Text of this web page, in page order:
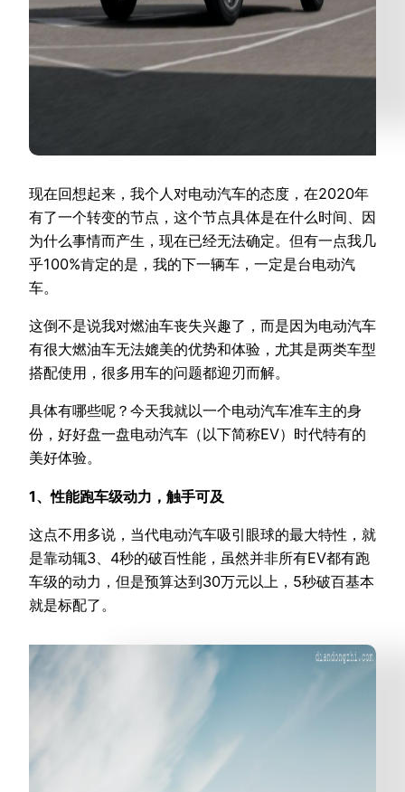
现在回想起来，我个人对电动汽车的态度，在2020年
有了一个转变的节点，这个节点具体是在什么时间、因
为什么事情而产生，现在已经无法确定。但有一点我几
乎100%肯定的是，我的下一辆车，一定是台电动汽
车。
这倒不是说我对燃油车丧失兴趣了，而是因为电动汽车
有很大燃油车无法媲美的优势和体验，尤其是两类车型
搭配使用，很多用车的问题都迎刃而解。
具体有哪些呢？今天我就以一个电动汽车准车主的身
份，好好盘一盘电动汽车（以下简称EV）时代特有的
美好体验。
1、性能跑车级动力，触手可及
这点不用多说，当代电动汽车吸引眼球的最大特性，就
是靠动辄3、4秒的破百性能，虽然并非所有EV都有跑
车级的动力，但是预算达到30万元以上，5秒破百基本
就是标配了。